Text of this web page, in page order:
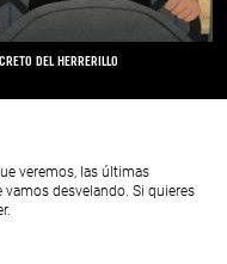
DEL HERRERILLO
veremos, las últimas
desvelando. Si quieres